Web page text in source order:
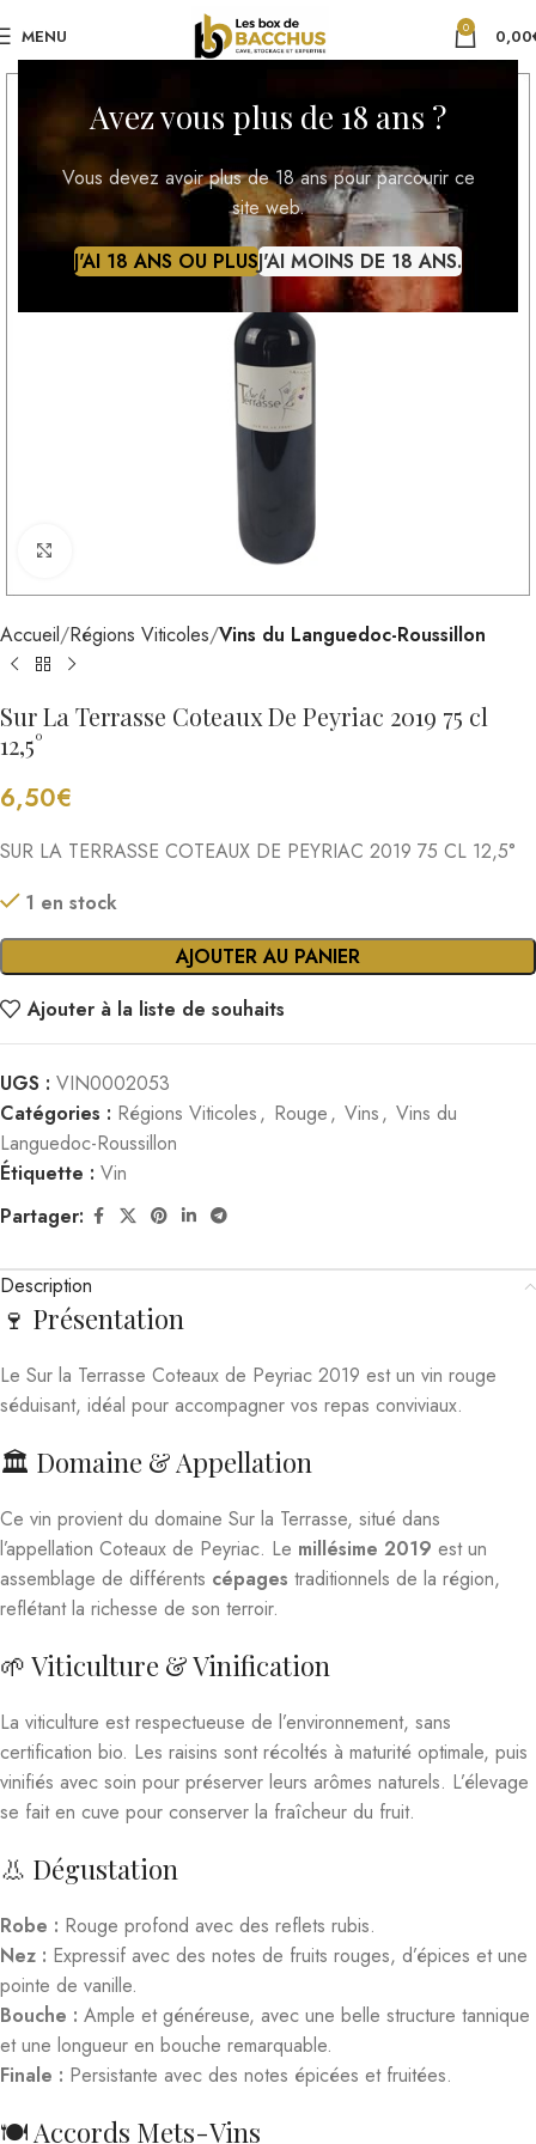
Avez vous plus de 18 ans ?
Vous devez avoir plus de 18 ans pour parcourir ce
site web.
J'AI 18 ANS OU PLUSJ'AI MOINS DE 18 ANS.
MENU 0 0,00
Cliquez pour agrandir
Accueil Régions Viticoles Vins du Languedoc-Roussillon
Sur La Terrasse Coteaux De Peyriac 2019 75 cl
12,5°
6,50€
SUR LA TERRASSE COTEAUX DE PEYRIAC 2019 75 CL 12,5°
1 en stock
AJOUTER AU PANIER
Ajouter à la liste de souhaits
UGS : VIN0002053
Catégories : Régions Viticoles, Rouge, Vins, Vins du
Languedoc-Roussillon
Étiquette : Vin
Partager:
Description
🍷 Présentation
Le Sur la Terrasse Coteaux de Peyriac 2019 est un vin rouge
séduisant, idéal pour accompagner vos repas conviviaux.
🏛️ Domaine & Appellation
Ce vin provient du domaine Sur la Terrasse, situé dans
l’appellation Coteaux de Peyriac. Le millésime 2019 est un
assemblage de différents cépages traditionnels de la région,
reflétant la richesse de son terroir.
🌱 Viticulture & Vinification
La viticulture est respectueuse de l’environnement, sans
certification bio. Les raisins sont récoltés à maturité optimale, puis
vinifiés avec soin pour préserver leurs arômes naturels. L’élevage
se fait en cuve pour conserver la fraîcheur du fruit.
👃 Dégustation
Robe : Rouge profond avec des reflets rubis.
Nez : Expressif avec des notes de fruits rouges, d’épices et une
pointe de vanille.
Bouche : Ample et généreuse, avec une belle structure tannique
et une longueur en bouche remarquable.
Finale : Persistante avec des notes épicées et fruitées.
🍽️ Accords Mets-Vins